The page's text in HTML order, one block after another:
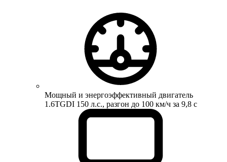
Мощный и энергоэффективный двигатель
1.6TGDI 150 л.с., разгон до 100 км/ч за 9,8 с